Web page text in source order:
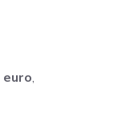
euro,